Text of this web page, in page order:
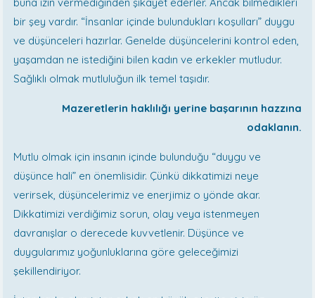
bir şey vardır. “İnsanlar içinde bulundukları koşulları” duygu
ve düşünceleri hazırlar. Genelde düşüncelerini kontrol eden,
yaşamdan ne istediğini bilen kadın ve erkekler mutludur.
Sağlıklı olmak mutluluğun ilk temel taşıdır.
Mazeretlerin haklılığı yerine başarının hazzına
odaklanın.
Mutlu olmak için insanın içinde bulunduğu “duygu ve
düşünce hali” en önemlisidir. Çünkü dikkatimizi neye
verirsek, düşüncelerimiz ve enerjimiz o yönde akar.
Dikkatimizi verdiğimiz sorun, olay veya istenmeyen
davranışlar o derecede kuvvetlenir. Düşünce ve
duygularımız yoğunluklarına göre geleceğimizi
şekillendiriyor.